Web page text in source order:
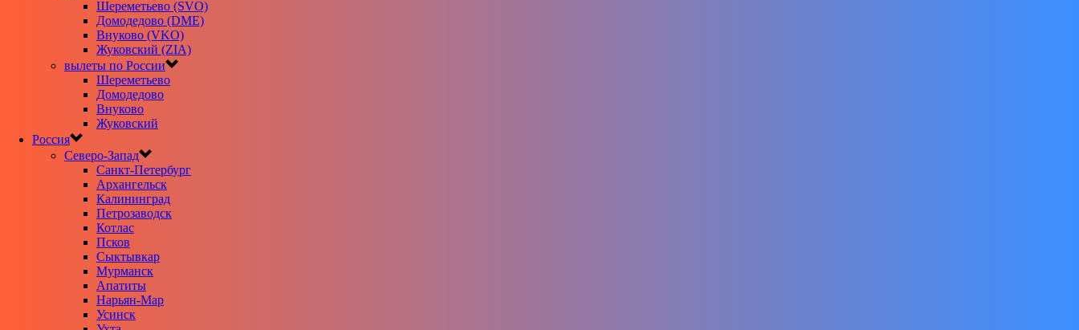
Шереметьево (SVO)
Домодедово (DME)
Внуково (VKO)
Жуковский (ZIA)
вылеты по России
Шереметьево
Домодедово
Внуково
Жуковский
Россия
Северо-Запад
Санкт-Петербург
Архангельск
Калининград
Петрозаводск
Котлас
Псков
Сыктывкар
Мурманск
Апатиты
Нарьян-Мар
Усинск